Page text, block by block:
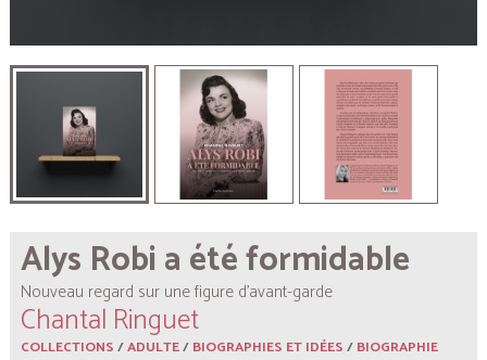
Alys Robi a été formidable
Nouveau regard sur une figure d’avant-garde
Chantal Ringuet
COLLECTIONS/ADULTE/BIOGRAPHIES ET IDÉES/BIOGRAPHIE